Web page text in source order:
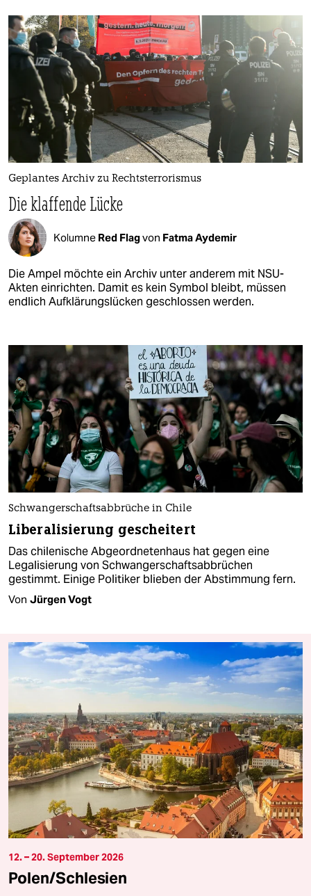
Geplantes Archiv zu Rechtsterrorismus
Die klaffende Lücke
Kolumne Red Flagvon Fatma Aydemir
Die Ampel möchte ein Archiv unter anderem mit NSU-
Akten einrichten. Damit es kein Symbol bleibt, müssen
endlich Aufklärungslücken geschlossen werden.
Schwangerschaftsabbrüche in Chile
Liberalisierung gescheitert
Das chilenische Abgeordnetenhaus hat gegen eine
Legalisierung von Schwangerschaftsabbrüchen
gestimmt. Einige Politiker blieben der Abstimmung fern.
Von Jürgen Vogt
12. – 20. September 2026
Polen/Schlesien